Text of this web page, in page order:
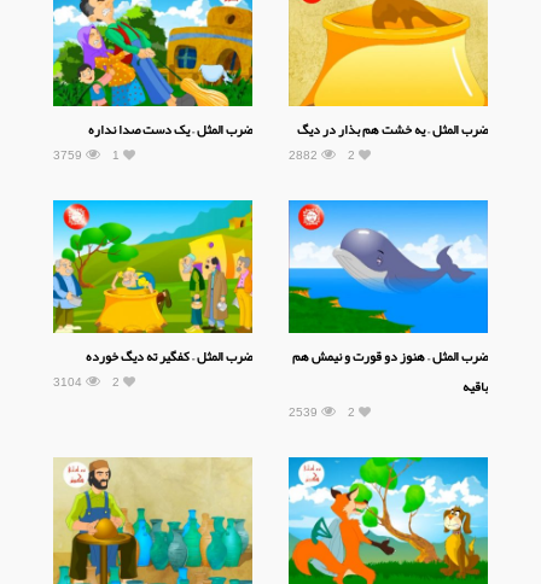
ضرب المثل – یه خشت هم بذار در دیگ
2882 2
ضرب المثل – یک دست صدا نداره
3759 1
ضرب المثل – هنوز دو قورت و نیمش هم
باقیه
2539 2
ضرب المثل – کفگیر ته دیگ خورده
3104 2